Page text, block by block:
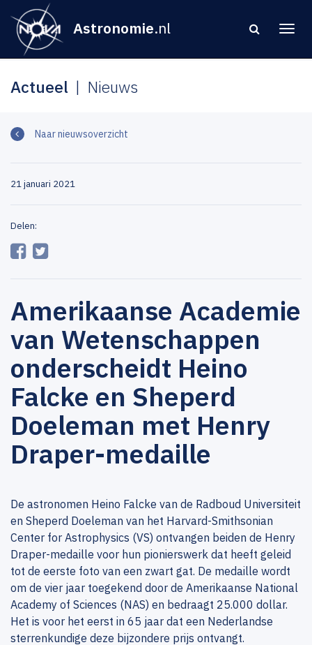
Astronomie.nl
Actueel Nieuws
Naar nieuwsoverzicht
21 januari 2021
Delen:
Amerikaanse Academie
van Wetenschappen
onderscheidt Heino
Falcke en Sheperd
Doeleman met Henry
Draper-medaille
De astronomen Heino Falcke van de Radboud Universiteit
en Sheperd Doeleman van het Harvard-Smithsonian
Center for Astrophysics (VS) ontvangen beiden de Henry
Draper-medaille voor hun pionierswerk dat heeft geleid
tot de eerste foto van een zwart gat. De medaille wordt
om de vier jaar toegekend door de Amerikaanse National
Academy of Sciences (NAS) en bedraagt 25.000 dollar.
Het is voor het eerst in 65 jaar dat een Nederlandse
sterrenkundige deze bijzondere prijs ontvangt.